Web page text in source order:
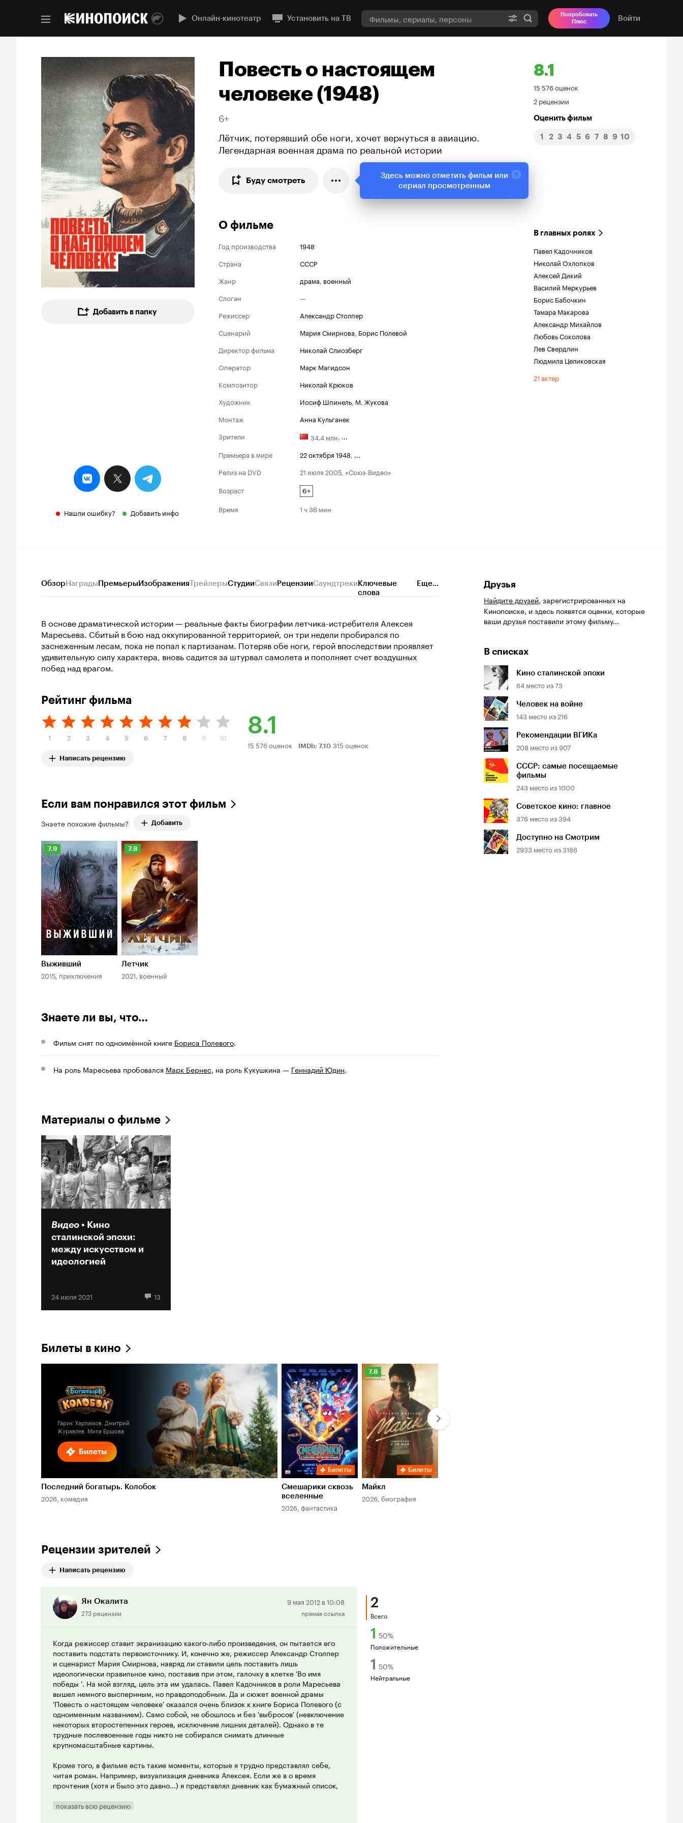
Онлайн-кинотеатр Установить на ТВ
Попробовать
Плюс
Войти
Добавить в папку
Нашли ошибку? Добавить инфо
Повесть о настоящем
человеке (1948)
6+
Лётчик, потерявший обе ноги, хочет вернуться в авиацию.
Легендарная военная драма по реальной истории
Буду смотреть
8.1
Рейтинг
Кинопоиска
8.1
15 576 оценок
2 рецензии
Оценить фильм
1 2 3 4 5 6 7 8 9 10
О фильме
Год производства
1948
Страна
СССР
Жанр
драма, военный
Слоган
—
Режиссер
Александр Столпер
Сценарий
Мария Смирнова, Борис Полевой
Директор фильма
Николай Слиозберг
Оператор
Марк Магидсон
Композитор
Николай Крюков
Художник
Иосиф Шпинель, М. Жукова
Монтаж
Анна Кульганек
Зрители
34.4 млн, ...
Премьера в мире
22 октября 1948
Релиз на DVD
21 июля 2005, «Союз-Видео»
Возраст
6+
Время 1 ч 36 мин
В главных ролях
Павел Кадочников
Николай Охлопков
Алексей Дикий
Василий Меркурьев
Борис Бабочкин
Тамара Макарова
Александр Михайлов
Любовь Соколова
Лев Свердлин
Людмила Целиковская
21 актер
ОбзорНаградыПремьерыИзображенияТрейлерыСтудииСвязиРецензииСаундтрекиКлючевые
слова
Еще...
В основе драматической истории — реальные факты биографии летчика-истребителя Алексея
Маресьева. Сбитый в бою над оккупированной территорией, он три недели пробирался по
заснеженным лесам, пока не попал к партизанам. Потеряв обе ноги, герой впоследствии проявляет
удивительную силу характера, вновь садится за штурвал самолета и пополняет счет воздушных
побед над врагом.
Рейтинг фильма
1 2 3 4 5 6 7 8 9 10
Написать рецензию
8.1
Рейтинг
15 576 оценок IMDb: 7.10 315 оценок
Если вам понравился этот фильм
Знаете похожие фильмы? Добавить
Рейтинг
Кинопоиска
7.9
7.9
Выживший
2015, приключения
Рейтинг
Кинопоиска
7.8
7.8
Летчик
2021, военный
Знаете ли вы, что…
Фильм снят по одноимённой книге Бориса Полевого.
На роль Маресьева пробовался Марк Бернес, на роль Кукушкина — Геннадий Юдин.
Материалы о фильме
Видео
Кино
сталинской эпохи:
между искусством и
идеологией
24 июля 2021 13
Билеты в кино
Билеты
Гарик Харламов, Дмитрий
Журавлев, Мила Ершова
Последний богатырь. Колобок
2026, комедия
Билеты
Смешарики сквозь
вселенные
2026, фантастика
Рейтинг
Кинопоиска
7.8
Билеты
Майкл
2026, биография
Рецензии зрителей
Написать рецензию
Ян Окалита
273 рецензии
Положительная
рецензия
9 мая 2012 в 10:08
прямая ссылка
Когда режиссер ставит экранизацию какого-либо произведения, он пытается его
поставить подстать первоисточнику. И, конечно же, режиссер Александр Столпер
и сценарист Мария Смирнова, навряд ли ставили цель поставить лишь
идеологически правильное кино, поставив при этом, галочку в клетке 'Во имя
победы '. На мой взгляд, цель эта им удалась. Павел Кадочников в роли Маресьева
вышел немного выспернным, но правдоподобным. Да и сюжет военной драмы
'Повесть о настоящем человеке' оказался очень близок к книге Бориса Полевого (с
одноименным названием). Само собой, не обошлось и без 'выбросов' (невключение
некоторых второстепенных героев, исключение лишних деталей). Однако в те
трудные послевоенные годы никто не собирался снимать длинные
крупномасштабные картины.
Кроме того, в фильме есть такие моменты, которые я трудно представлял себе,
читая роман. Например, визуализация дневника Алексея. Если же в о время
прочтения (хотя и было это давно...) я представлял дневник как бумажный список,
смонтированно перемежаясь с кадрами усталого больного его лица - есть
показать всю рецензию
2
Всего
1 50%
Положительные
1 50%
Нейтральные
Друзья
Найдите друзей, зарегистрированных на
Кинопоиске, и здесь появятся оценки, которые
ваши друзья поставили этому фильму...
В списках
Кино сталинской эпохи
64 место из73
Человек на войне
143 место из216
Рекомендации ВГИКа
208 место из 907
СССР: самые посещаемые
фильмы
243 место из1000
Советское кино: главное
376 место из394
Доступно на Смотрим
2933 место из3186
Здесь можно отметить фильм или
сериал просмотренным